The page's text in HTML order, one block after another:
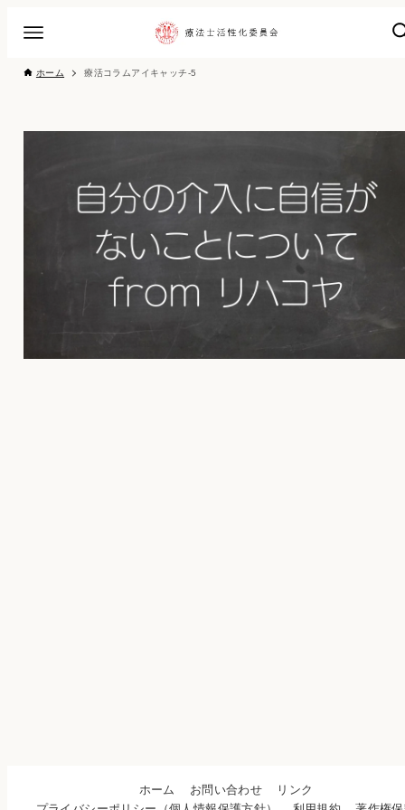
ホーム 療活コラムアイキャッチ-5
ホーム お問い合わせ
リンク